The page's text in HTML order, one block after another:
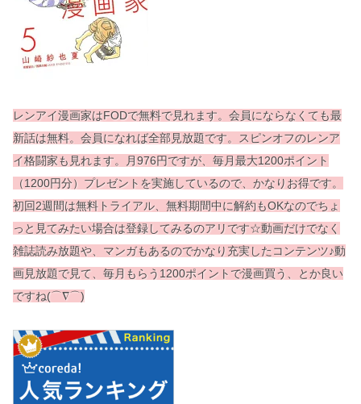
レンアイ漫画家はFODで無料で見れます。会員にならなくても最
新話は無料。会員になれば全部見放題です。スピンオフのレンア
イ格闘家も見れます。月976円ですが、毎月最大1200ポイント
（1200円分）プレゼントを実施しているので、かなりお得です。
初回2週間は無料トライアル、無料期間中に解約もOKなのでちょ
っと見てみたい場合は登録してみるのアリです☆動画だけでなく
雑誌読み放題や、マンガもあるのでかなり充実したコンテンツ♪動
画見放題で見て、毎月もらう1200ポイントで漫画買う、とか良い
ですね(⌒∇⌒)